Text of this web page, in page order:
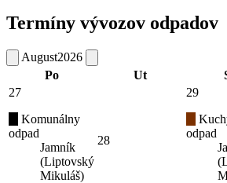
Termíny vývozov odpadov
August2026
Po
Ut
27
Komunálny
odpad
Jamník
(Liptovský
Mikuláš)
28
29
odpad